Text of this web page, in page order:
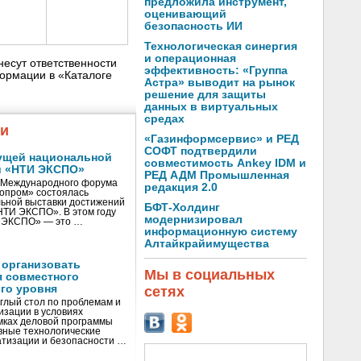
ответственности
в «Каталоге
национальной
«НТИ ЭКСПО»
форума
состоялась
выставки достижений
ЭКСПО». В этом году
ЭКСПО» — это …
совместного
уровня
стол по проблемам и
в условиях
деловой программы
технологические
и безопасности …
оценивающий
безопасность ИИ
Технологическая синергия
и операционная
эффективность: «Группа
Астра» выводит на рынок
решение для защиты
данных в виртуальных
средах
«Газинформсервис» и РЕД
СОФТ подтвердили
совместимость Ankey IDM и
РЕД АДМ Промышленная
редакция 2.0
БФТ-Холдинг
модернизировал
информационную систему
Алтайкрайимущества
Мы в социальных
сетях